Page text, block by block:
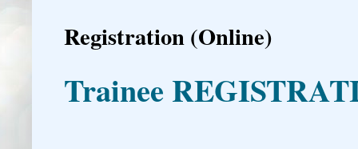
Registration (Online)
Trainee